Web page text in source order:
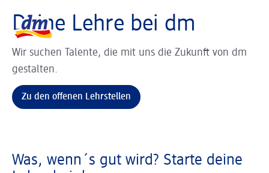
Deine Lehre bei dm
Wir suchen Talente, die mit uns die Zukunft von dm
gestalten.
Zu den offenen Lehrstellen
Was, wenn´s gut wird? ­Starte deine